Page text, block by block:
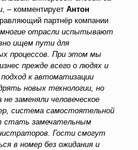
, – комментирует Антон
партнёр компании
отрасли испытывают
ищем пути для
процессов. При этом мы
прежде всего о людях и
к автоматизации
новых технологии, но
заменяли человеческое
система самостоятельной
стать замечательным
Гости смогут
в номер без ожидания и